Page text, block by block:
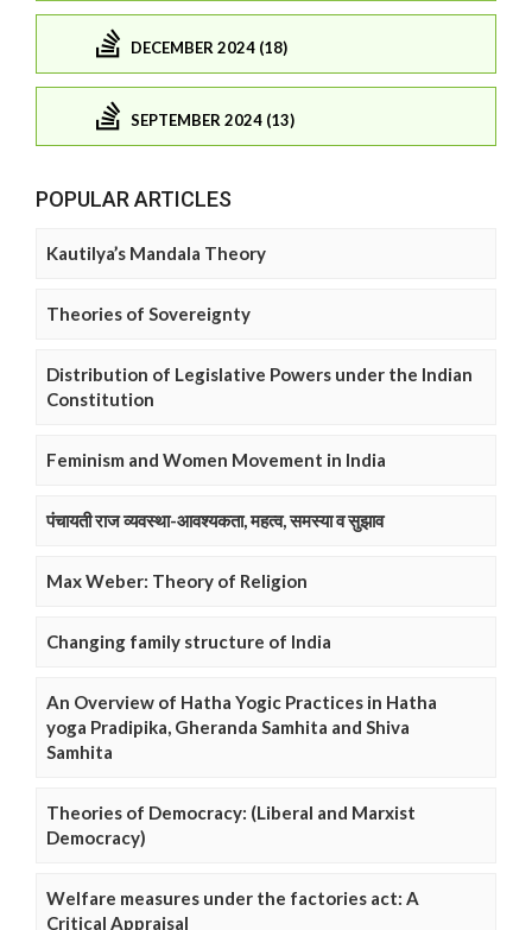
DECEMBER 2024 (18)
SEPTEMBER 2024 (13)
POPULAR ARTICLES
Kautilya’s Mandala Theory
Theories of Sovereignty
Distribution of Legislative Powers under the Indian
Constitution
Feminism and Women Movement in India
पंचायती राज व्यवस्था-आवश्यकता, महत्व, समस्या व सुझाव
Max Weber: Theory of Religion
Changing family structure of India
An Overview of Hatha Yogic Practices in Hatha
yoga Pradipika, Gheranda Samhita and Shiva
Samhita
Theories of Democracy: (Liberal and Marxist
Democracy)
Welfare measures under the factories act: A
Critical Appraisal